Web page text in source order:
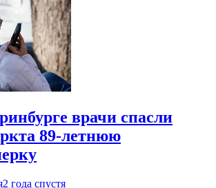
врачи спасли
89-летнюю
2 года спустя